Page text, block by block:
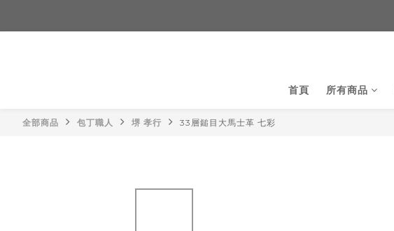
首頁 所有商品
全部商品 包丁職人 堺 孝行 33層鎚目大馬士革 七彩